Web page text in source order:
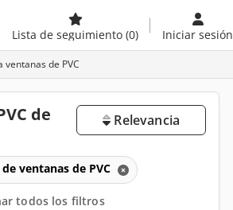
Lista de seguimiento (0) Iniciar sesión
de PVC
de
Relevancia
ventanas de PVC
todos los filtros